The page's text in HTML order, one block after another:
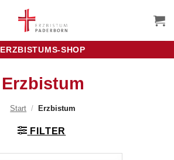
ERZBISTUMS-SHOP
Erzbistum
Start / Erzbistum
FILTER